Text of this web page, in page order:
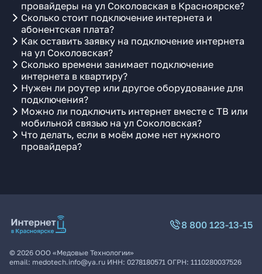
провайдеры на ул Соколовская в Красноярске?
Сколько стоит подключение интернета и
абонентская плата?
Как оставить заявку на подключение интернета
на ул Соколовская?
Сколько времени занимает подключение
интернета в квартиру?
Нужен ли роутер или другое оборудование для
подключения?
Можно ли подключить интернет вместе с ТВ или
мобильной связью на ул Соколовская?
Что делать, если в моём доме нет нужного
провайдера?
8 800 123-13-15
© 2026 ООО «Медовые Технологии»
email: medotech.info@ya.ru ИНН: 0278180571 ОГРН: 1110280037526